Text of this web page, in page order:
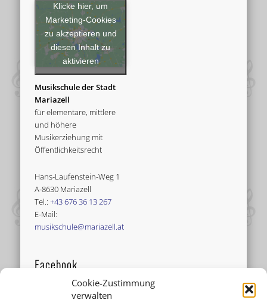
Cookie-Zustimmung
verwalten
Klicke hier, um
Marketing-Cookies
zu akzeptieren und
diesen Inhalt zu
aktivieren
Musikschule der Stadt
Mariazell
für elementare, mittlere
und höhere
Musikerziehung mit
Öffentlichkeitsrecht
Hans-Laufenstein-Weg 1
A-8630 Mariazell
Tel.:+43 676 36 13 267
E-Mail:
musikschule@mariazell.at
Facebook